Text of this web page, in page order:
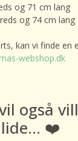
og 71 cm lang
og 74 cm lang
kan vi finde en
webshop.dk
også
lide... ❤️